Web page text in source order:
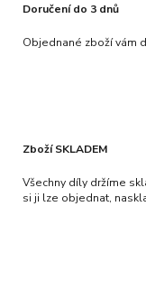
Doručení do 3 dnů
Objednané zboží vám
Zboží SKLADEM
Všechny díly držíme
si ji lze objednat,